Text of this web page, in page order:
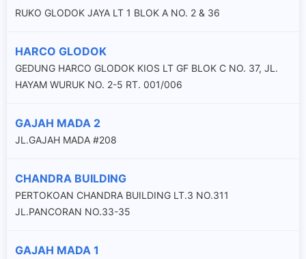
RUKO GLODOK JAYA LT 1 BLOK A NO. 2 & 36
HARCO GLODOK
GEDUNG HARCO GLODOK KIOS LT GF BLOK C NO. 37, JL.
HAYAM WURUK NO. 2-5 RT. 001/006
GAJAH MADA 2
JL.GAJAH MADA #208
CHANDRA BUILDING
PERTOKOAN CHANDRA BUILDING LT.3 NO.311
JL.PANCORAN NO.33-35
GAJAH MADA 1